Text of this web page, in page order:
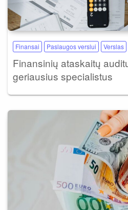
Finansai Paslaugos verslui Verslas
Finansinių ataskaitų
geriausius specialistus